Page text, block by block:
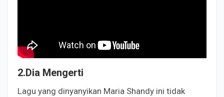
2.Dia Mengerti
Lagu yang dinyanyikan Maria Shandy ini tidak